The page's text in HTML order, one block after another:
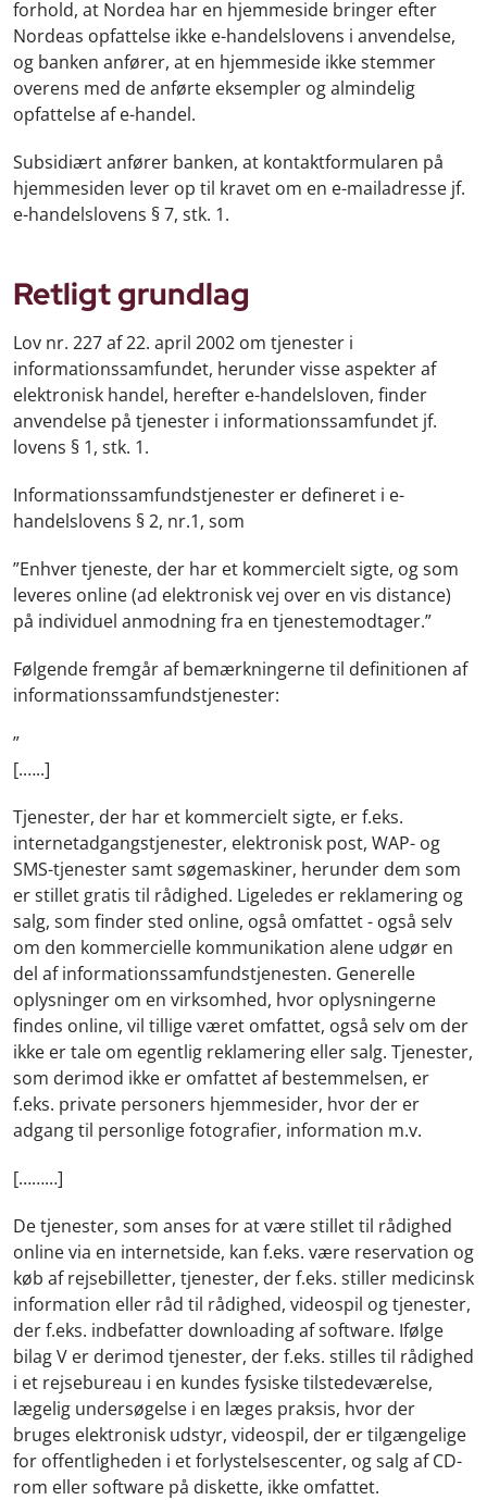
forhold, at Nordea har en hjemmeside bringer efter
Nordeas opfattelse ikke e-handelslovens i anvendelse,
og banken anfører, at en hjemmeside ikke stemmer
overens med de anførte eksempler og almindelig
opfattelse af e-handel.
Subsidiært anfører banken, at kontaktformularen på
hjemmesiden lever op til kravet om en e-mailadresse jf.
e-handelslovens § 7, stk. 1.
Retligt grundlag
Lov nr. 227 af 22. april 2002 om tjenester i
informationssamfundet, herunder visse aspekter af
elektronisk handel, herefter e-handelsloven, finder
anvendelse på tjenester i informationssamfundet jf.
lovens § 1, stk. 1.
Informationssamfundstjenester er defineret i e-
handelslovens § 2, nr.1, som
”Enhver tjeneste, der har et kommercielt sigte, og som
leveres online (ad elektronisk vej over en vis distance)
på individuel anmodning fra en tjenestemodtager.”
Følgende fremgår af bemærkningerne til definitionen af
informationssamfundstjenester:
”
[.…..]
Tjenester, der har et kommercielt sigte, er f.eks.
internetadgangstjenester, elektronisk post, WAP- og
SMS-tjenester samt søgemaskiner, herunder dem som
er stillet gratis til rådighed. Ligeledes er reklamering og
salg, som finder sted online, også omfattet - også selv
om den kommercielle kommunikation alene udgør en
del af informationssamfundstjenesten. Generelle
oplysninger om en virksomhed, hvor oplysningerne
findes online, vil tillige været omfattet, også selv om der
ikke er tale om egentlig reklamering eller salg. Tjenester,
som derimod ikke er omfattet af bestemmelsen, er
f.eks. private personers hjemmesider, hvor der er
adgang til personlige fotografier, information m.v.
[………]
De tjenester, som anses for at være stillet til rådighed
online via en internetside, kan f.eks. være reservation og
køb af rejsebilletter, tjenester, der f.eks. stiller medicinsk
information eller råd til rådighed, videospil og tjenester,
der f.eks. indbefatter downloading af software. Ifølge
bilag V er derimod tjenester, der f.eks. stilles til rådighed
i et rejsebureau i en kundes fysiske tilstedeværelse,
lægelig undersøgelse i en læges praksis, hvor der
bruges elektronisk udstyr, videospil, der er tilgængelige
for offentligheden i et forlystelsescenter, og salg af CD-
rom eller software på diskette, ikke omfattet.